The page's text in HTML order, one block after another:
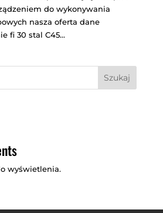
do wykonywania
nasza oferta dane
fi 30 stal C45...
Szukaj
wyświetlenia.